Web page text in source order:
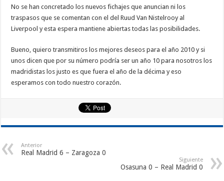
No se han concretado los nuevos fichajes que anuncian ni los
traspasos que se comentan con el del Ruud Van Nistelrooy al
Liverpool y esta espera mantiene abiertas todas las posibilidades.
Bueno, quiero transmitiros los mejores deseos para el año 2010 y si
unos dicen que por su número podría ser un año 10 para nosotros los
madridistas los justo es que fuera el año de la décima y eso
esperamos con todo nuestro corazón.
Anterior
Real Madrid 6 – Zaragoza 0
Siguiente
Osasuna 0 – Real Madrid 0